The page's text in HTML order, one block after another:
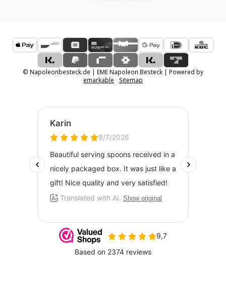
© Napoleonbesteck.de | EME Napoleon Besteck | Powered by
emarkable
Sitemap